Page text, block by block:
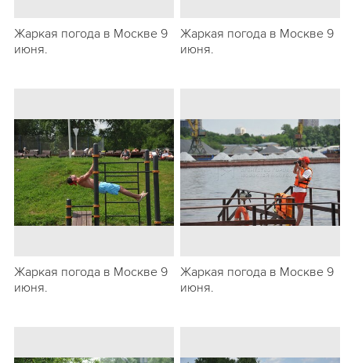
Жаркая погода в Москве 9
июня.
Жаркая погода в Москве 9
июня.
Жаркая погода в Москве 9
июня.
Жаркая погода в Москве 9
июня.